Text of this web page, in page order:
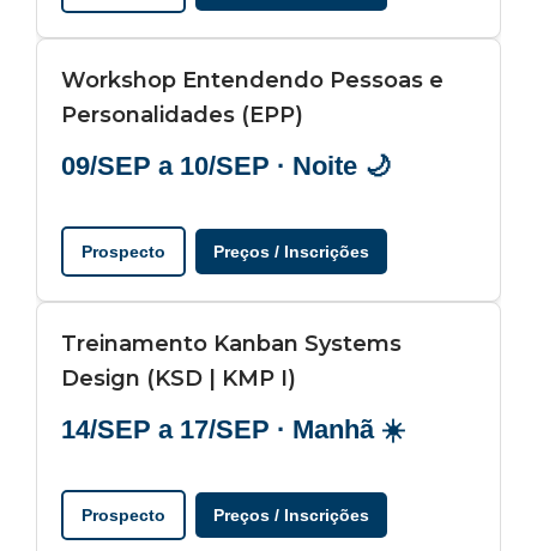
Workshop Entendendo Pessoas e
Personalidades (EPP)
09/SEP a 10/SEP · Noite 🌙
Prospecto Preços / Inscrições
Treinamento Kanban Systems
Design (KSD | KMP I)
14/SEP a 17/SEP · Manhã ☀️
Prospecto Preços / Inscrições